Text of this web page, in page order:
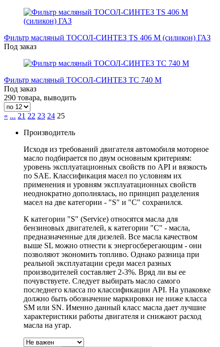
Фильтр масляный ТОСОЛ-СИНТЕЗ ТS 406 М (силикон) ГАЗ
Под заказ
Фильтр масляный ТОСОЛ-СИНТЕЗ ТС 740 М
Под заказ
290 товара, выводить
« ... 21 22 23 24 25
Производитель
Исходя из требований двигателя автомобиля моторное
масло подбирается по двум основным критериям:
уровень эксплуатационных свойств по API и вязкость
по SAE. Классификация масел по условиям их
применения и уровням эксплуатационных свойств
неоднократно дополнялась, но принцип разделения
масел на две категории - "S" и "С" сохранился.
К категории "S" (Service) относятся масла для
бензиновых двигателей, к категории "С" - масла,
предназначенные для дизелей. Все масла качеством
выше SL можно отнести к энергосберегающим - они
позволяют экономить топливо. Однако разница при
реальной эксплуатации среди масел разных
производителей составляет 2-3%. Вряд ли вы ее
почувствуете. Следует выбирать масло самого
последнего класса по классификации API. На упаковке
должно быть обозначение маркировки не ниже класса
SM или SN. Именно данный класс масла дает лучшие
характеристики работы двигателя и снижают расход
масла на угар.